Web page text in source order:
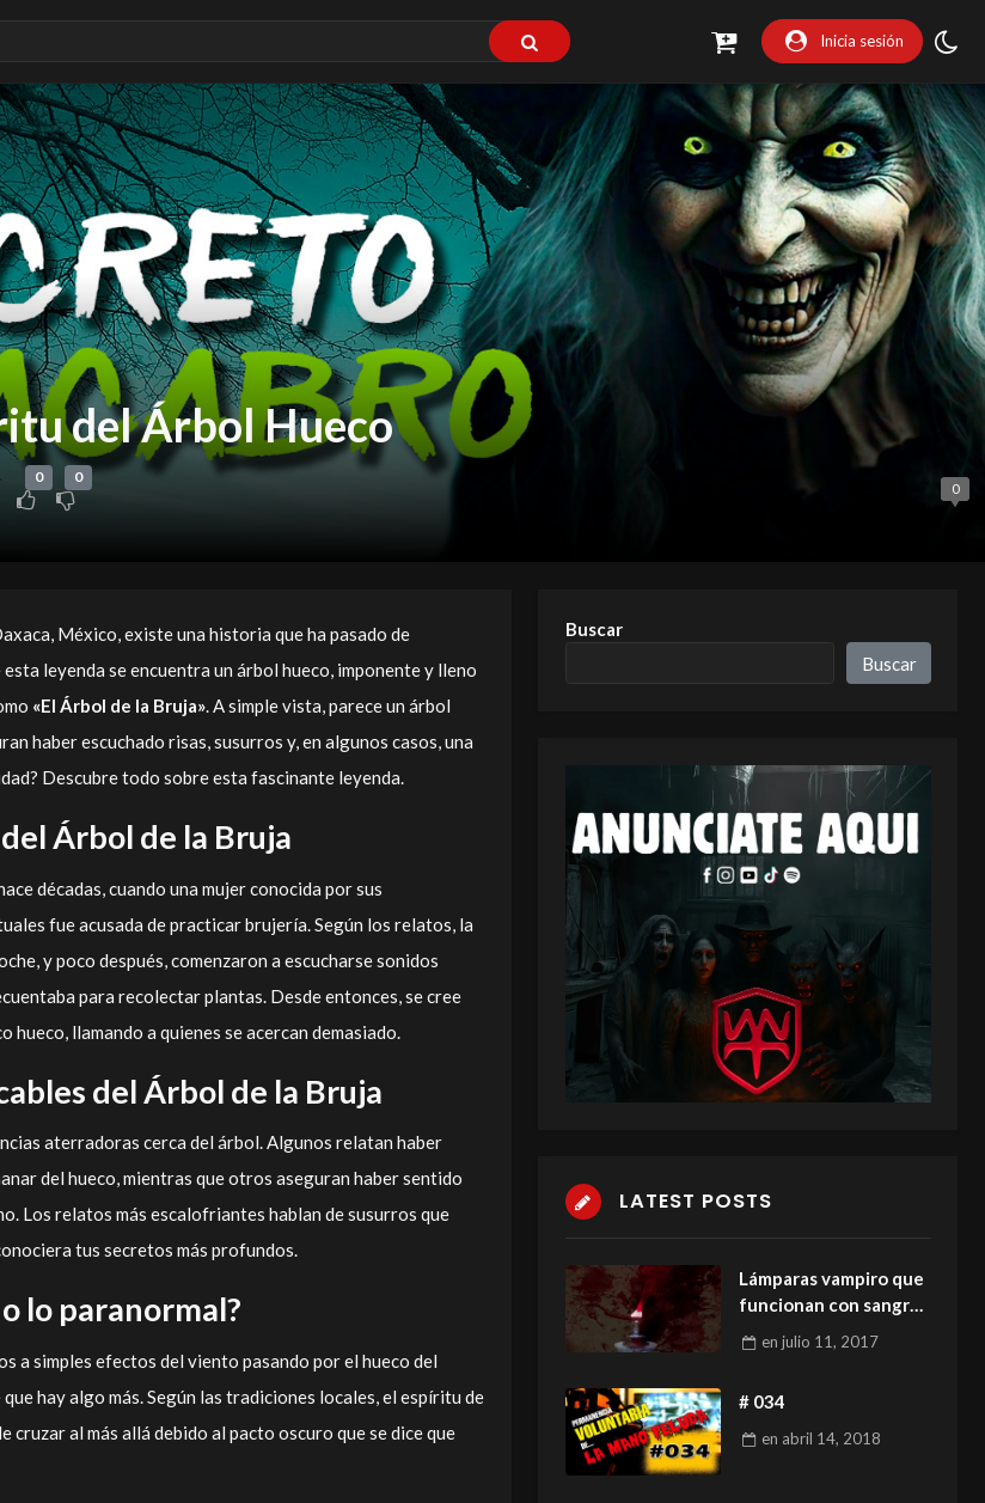
Inicia sesión
del Árbol Hueco
0 0
0
México, existe una historia que ha pasado de
leyenda se encuentra un árbol hueco, imponente y lleno
«El Árbol de la Bruja». A simple vista, parece un árbol
haber escuchado risas, susurros y, en algunos casos, una
Descubre todo sobre esta fascinante leyenda.
Árbol de la Bruja
décadas, cuando una mujer conocida por sus
fue acusada de practicar brujería. Según los relatos, la
y poco después, comenzaron a escucharse sonidos
para recolectar plantas. Desde entonces, se cree
llamando a quienes se acercan demasiado.
del Árbol de la Bruja
aterradoras cerca del árbol. Algunos relatan haber
del hueco, mientras que otros aseguran haber sentido
Los relatos más escalofriantes hablan de susurros que
tus secretos más profundos.
lo paranormal?
a simples efectos del viento pasando por el hueco del
hay algo más. Según las tradiciones locales, el espíritu de
cruzar al más allá debido al pacto oscuro que se dice que
Buscar
Buscar
LATEST POSTS
Lámparas vampiro que
funcionan con sangre
humana
enjulio 11, 2017
# 034
en abril 14, 2018